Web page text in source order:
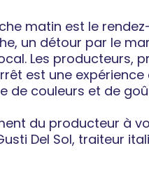
matin est le
un détour par le
Les producteurs,
est une
de couleurs et de
du producteur à
Del Sol, traiteur